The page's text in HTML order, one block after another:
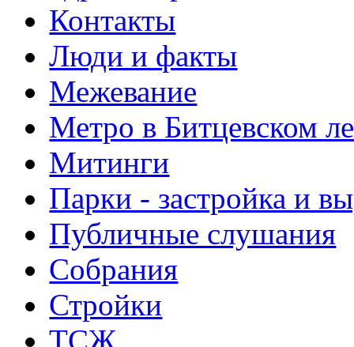
Контакты
Люди и факты
Межевание
Метро в Битцевском
Митинги
Парки - застройка и
Публичные слушания
Собрания
Стройки